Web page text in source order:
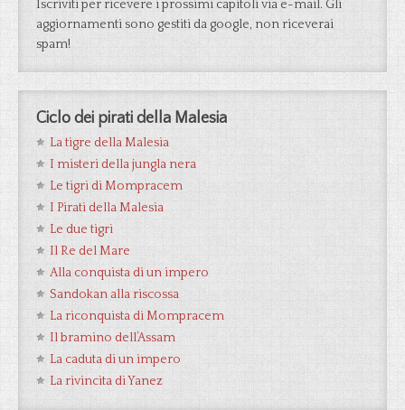
Iscriviti per ricevere i prossimi capitoli via e-mail. Gli
aggiornamenti sono gestiti da google, non riceverai
spam!
Ciclo dei pirati della Malesia
La tigre della Malesia
I misteri della jungla nera
Le tigri di Mompracem
I Pirati della Malesia
Le due tigri
Il Re del Mare
Alla conquista di un impero
Sandokan alla riscossa
La riconquista di Mompracem
Il bramino dell’Assam
La caduta di un impero
La rivincita di Yanez